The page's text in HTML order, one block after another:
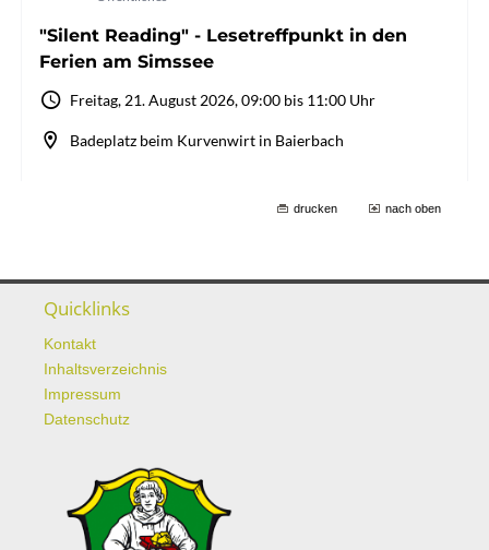
drucken nach oben
Quicklinks
Kontakt
Inhaltsverzeichnis
Impressum
Datenschutz